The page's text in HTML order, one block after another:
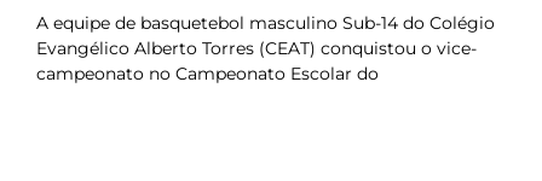
A equipe de basquetebol masculino Sub-14 do Colégio
Evangélico Alberto Torres (CEAT) conquistou o vice-
campeonato no Campeonato Escolar do